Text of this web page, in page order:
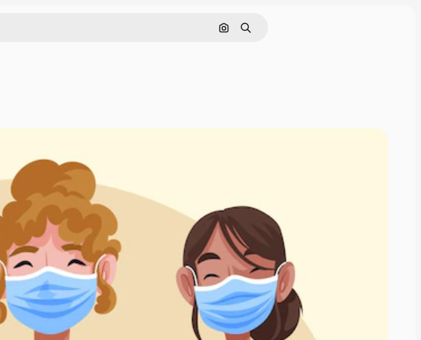
画像で検索
検索